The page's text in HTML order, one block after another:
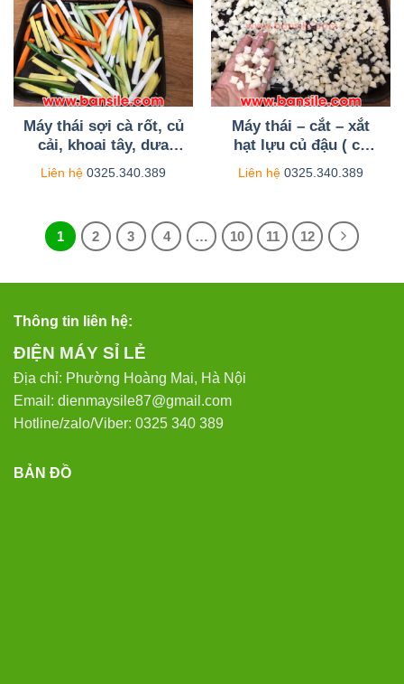
Máy thái sợi cà rốt, củ
cải, khoai tây, dưa
chuột ( dưa leo), bí,
bầu thành sợi dài tối
Liên hệ 0325.340.389
Máy thái – cắt – xắt
hạt lựu củ đậu ( củ
sắn, sắn nước) với đa
dạng cỡ hạt lựu
Liên hệ 0325.340.389
1 2 3 4 … 10 11 12
Thông tin liên hệ:
ĐIỆN MÁY SỈ LẺ
Địa chỉ: Phường Hoàng Mai, Hà Nội
Email: dienmaysile87@gmail.com
Hotline/zalo/Viber: 0325 340 389
BẢN ĐỒ